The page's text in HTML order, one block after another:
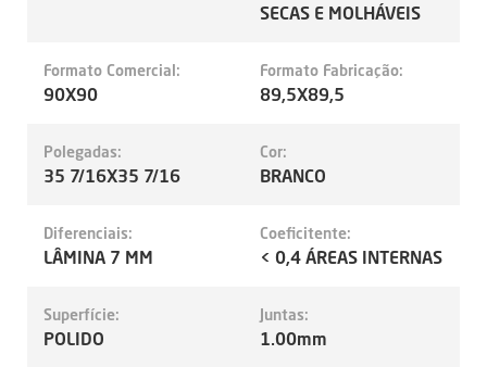
SECAS E MOLHÁVEIS
Formato Comercial:
90X90
Formato Fabricação:
89,5X89,5
Polegadas:
35 7/16X35 7/16
Cor:
BRANCO
Diferenciais:
LÂMINA 7 MM
Coeficitente:
< 0,4 ÁREAS INTERNAS
Superfície:
POLIDO
Juntas:
1.00mm